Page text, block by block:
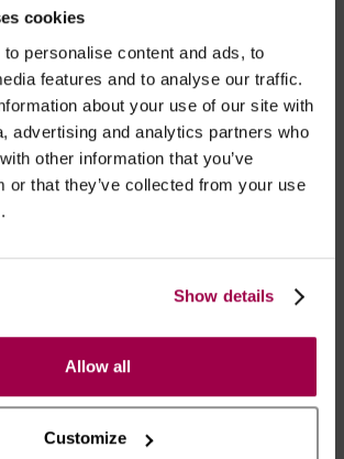
cookies
personalise content and ads, to
features and to analyse our traffic.
about your use of our site with
advertising and analytics partners who
other information that you’ve
or that they’ve collected from your use
Show details
Allow all
Customize
aquecer a manga, retirando-a
imergindo-a em água morna durante
a sucção do brinquedo,
desenroscando a tampa permitindo
de mais ou menos ar.
tem o nosso voto de